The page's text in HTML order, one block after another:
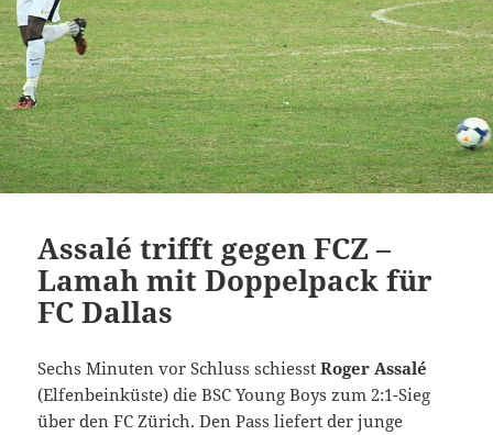
Assalé trifft gegen FCZ –
Lamah mit Doppelpack für
FC Dallas
Sechs Minuten vor Schluss schiesstRoger Assalé
(Elfenbeinküste) die BSC Young Boys zum 2:1-Sieg
über den FC Zürich. Den Pass liefert der junge